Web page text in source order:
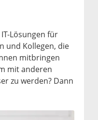
Lösungen für
und Kollegen, die
mitbringen
mit anderen
zu werden? Dann